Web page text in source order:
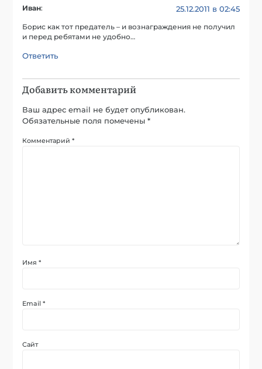
Иван: 25.12.2011 в 02:45
Борис как тот предатель – и вознаграждения не получил
и перед ребятами не удобно…
Ответить
Добавить комментарий
Ваш адрес email не будет опубликован.
Обязательные поля помечены*
Комментарий*
Имя*
Email*
Сайт